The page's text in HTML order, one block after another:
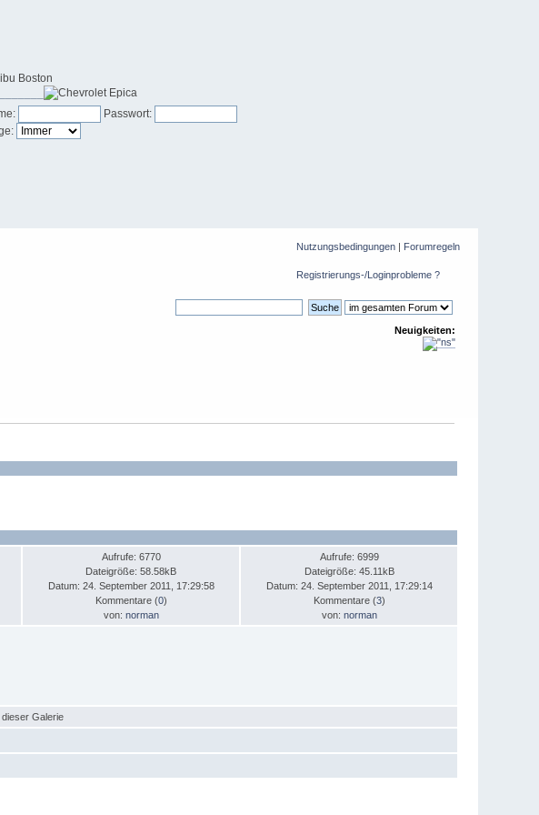
Passwort:
Nutzungsbedingungen| Forumregeln
Registrierungs-/Loginprobleme ?
Neuigkeiten:
Aufrufe: 6770
Dateigröße: 58.58kB
Datum: 24. September 2011, 17:29:58
Kommentare (0)
von: norman
Aufrufe: 6999
Dateigröße: 45.11kB
Datum: 24. September 2011, 17:29:14
Kommentare (3)
von: norman
Galerie